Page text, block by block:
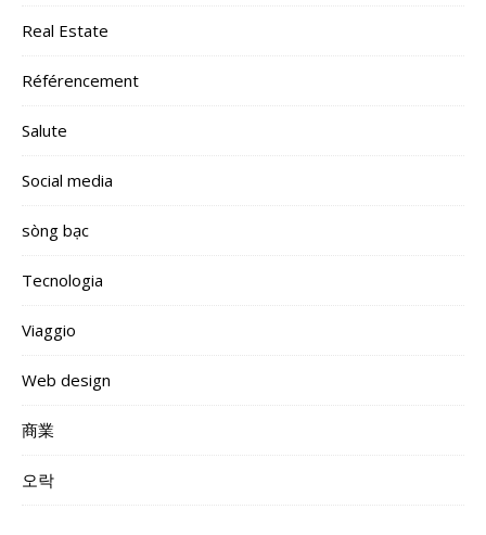
Real Estate
Référencement
Salute
Social media
sòng bạc
Tecnologia
Viaggio
Web design
商業
오락